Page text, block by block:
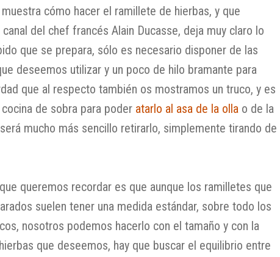
cómo hacer el ramillete de hierbas, y que
del chef francés Alain Ducasse, deja muy claro lo
que se prepara, sólo es necesario disponer de las
deseemos utilizar y un poco de hilo bramante para
que al respecto también os mostramos un truco, y es
de sobra para poder atarlo al asa de la olla o de la
mucho más sencillo retirarlo, simplemente tirando de
queremos recordar es que aunque los ramilletes que
suelen tener una medida estándar, sobre todo los
nosotros podemos hacerlo con el tamaño y con la
que deseemos, hay que buscar el equilibrio entre